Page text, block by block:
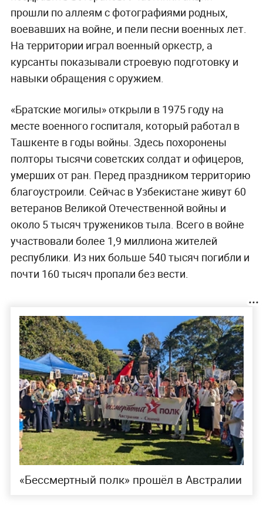
прошли по аллеям с фотографиями родных,
воевавших на войне, и пели песни военных лет.
На территории играл военный оркестр, а
курсанты показывали строевую подготовку и
навыки обращения с оружием.
«Братские могилы» открыли в 1975 году на
месте военного госпиталя, который работал в
Ташкенте в годы войны. Здесь похоронены
полторы тысячи советских солдат и офицеров,
умерших от ран. Перед праздником территорию
благоустроили. Сейчас в Узбекистане живут 60
ветеранов Великой Отечественной войны и
около 5 тысяч тружеников тыла. Всего в войне
участвовали более 1,9 миллиона жителей
республики. Из них больше 540 тысяч погибли и
почти 160 тысяч пропали без вести.
«Бессмертный полк» прошёл в Австралии